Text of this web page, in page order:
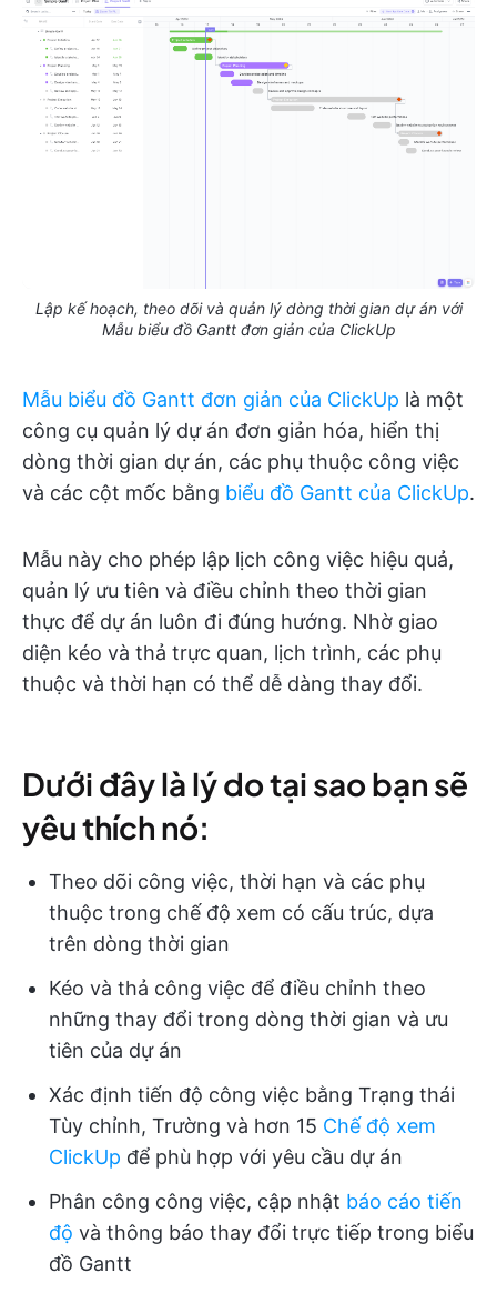
Lập kế hoạch, theo dõi và quản lý dòng thời gian dự án với
Mẫu biểu đồ Gantt đơn giản của ClickUp
Mẫu biểu đồ Gantt đơn giản của ClickUp là một
công cụ quản lý dự án đơn giản hóa, hiển thị
dòng thời gian dự án, các phụ thuộc công việc
và các cột mốc bằng biểu đồ Gantt của ClickUp.
Mẫu này cho phép lập lịch công việc hiệu quả,
quản lý ưu tiên và điều chỉnh theo thời gian
thực để dự án luôn đi đúng hướng. Nhờ giao
diện kéo và thả trực quan, lịch trình, các phụ
thuộc và thời hạn có thể dễ dàng thay đổi.
Dưới đây là lý do tại sao bạn sẽ
yêu thích nó:
Theo dõi công việc, thời hạn và các phụ
thuộc trong chế độ xem có cấu trúc, dựa
trên dòng thời gian
Kéo và thả công việc để điều chỉnh theo
những thay đổi trong dòng thời gian và ưu
tiên của dự án
Xác định tiến độ công việc bằng Trạng thái
Tùy chỉnh, Trường và hơn 15 Chế độ xem
ClickUp để phù hợp với yêu cầu dự án
Phân công công việc, cập nhật báo cáo tiến
độ và thông báo thay đổi trực tiếp trong biểu
đồ Gantt